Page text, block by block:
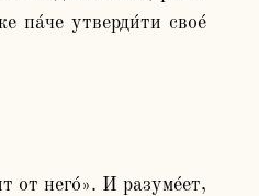
па́че утверди́ти свое́
от него́». И разуме́ет,